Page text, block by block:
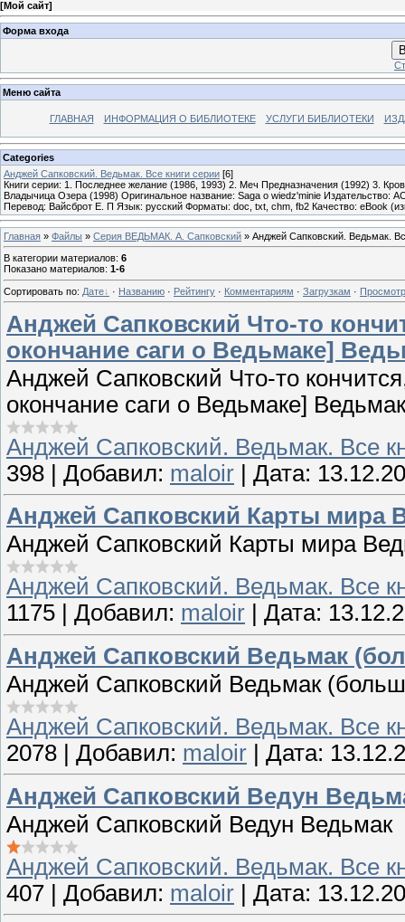
[Мой сайт]
Форма входа
Меню сайта
ГЛАВНАЯ ИНФОРМАЦИЯ О БИБЛИОТЕКЕ УСЛУГИ БИБЛИОТЕКИ
Categories
Анджей Сапковский. Ведьмак. Все книги серии [6]
Книги серии: 1. Последнее желание (1986, 1993) 2. Меч Предназначения (1992) 3.
Владычица Озера (1998) Оригинальное название: Saga o wiedz'minie
Перевод: Вайсброт Е. П Язык: русский Форматы: doc, txt, chm, fb2 Качество: eBook
Главная » Файлы » Серия ВЕДЬМАК. А. Сапковский » Анджей Сапковский. Ведьмак.
В категории материалов: 6
Показано материалов: 1-6
Сортировать по: Дате · Названию · Рейтингу · Комментариям · Загрузкам ·
Анджей Сапковский Что-то
окончание саги о Ведьмаке]
Анджей Сапковский Что-то
окончание саги о Ведьмаке]
Анджей Сапковский. Ведьмак. Все
398 | Добавил: maloir | Дата:
Анджей Сапковский Карты мира
Анджей Сапковский Карты мира
Анджей Сапковский. Ведьмак. Все
1175
Добавил: maloir Дата:
Анджей Сапковский Ведьмак
Анджей Сапковский Ведьмак
Анджей Сапковский. Ведьмак. Все
2078
Добавил: maloir Дата:
Анджей Сапковский Ведун
Анджей Сапковский Ведун Ведьмак
Анджей Сапковский. Ведьмак. Все
407 | Добавил: maloir | Дата: